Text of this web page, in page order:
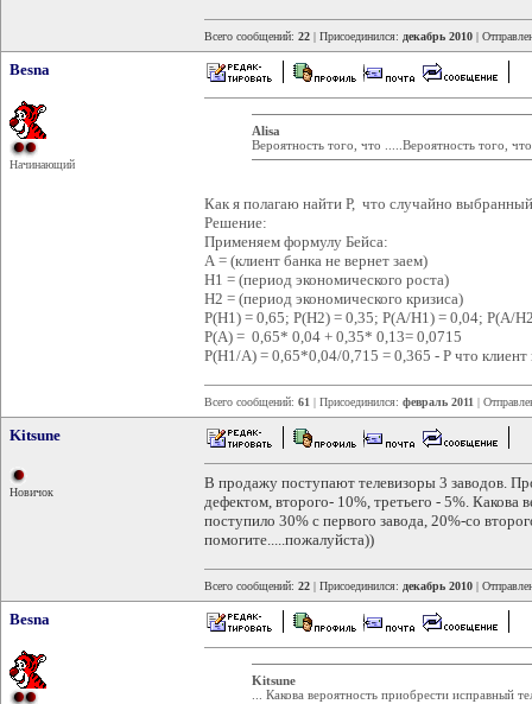
Всего сообщений: 22 | Присоединился: декабрь 2010 |
Besna
Начинающий
Alisa
Вероятность того, что .....Вероятность того,
Как я полагаю найти Р, что случайно
Решение:
Применяем формулу Бейса:
А = (клиент банка не вернет заем)
H1 = (период экономического роста)
H2 = (период экономического кризиса)
Р(Н1) = 0,65; Р(Н2) = 0,35; Р(А/Н1) = 0,04; Р(А/
Р(А) = 0,65* 0,04 + 0,35* 0,13= 0,0715
Р(Н1/А) = 0,65*0,04/0,715 = 0,365 - Р что клиент
Всего сообщений: 61 | Присоединился: февраль 2011 |
Kitsune
Новичок
В продажу поступают телевизоры 3 заводов.
дефектом, второго- 10%, третьего - 5%. Какова
поступило 30% с первого завода, 20%-со
помогите.....пожалуйста))
Всего сообщений: 22 | Присоединился: декабрь 2010 |
Besna
Kitsune
... Какова вероятность приобрести исправный